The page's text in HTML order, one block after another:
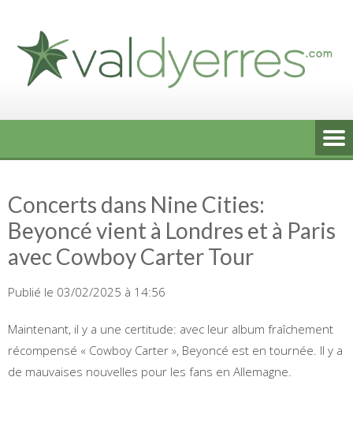
content
Concerts dans Nine Cities:
Beyoncé vient à Londres et à Paris
avec Cowboy Carter Tour
Publié le 03/02/2025 à 14:56
Maintenant, il y a une certitude: avec leur album fraîchement
récompensé « Cowboy Carter », Beyoncé est en tournée. Il y a
de mauvaises nouvelles pour les fans en Allemagne.